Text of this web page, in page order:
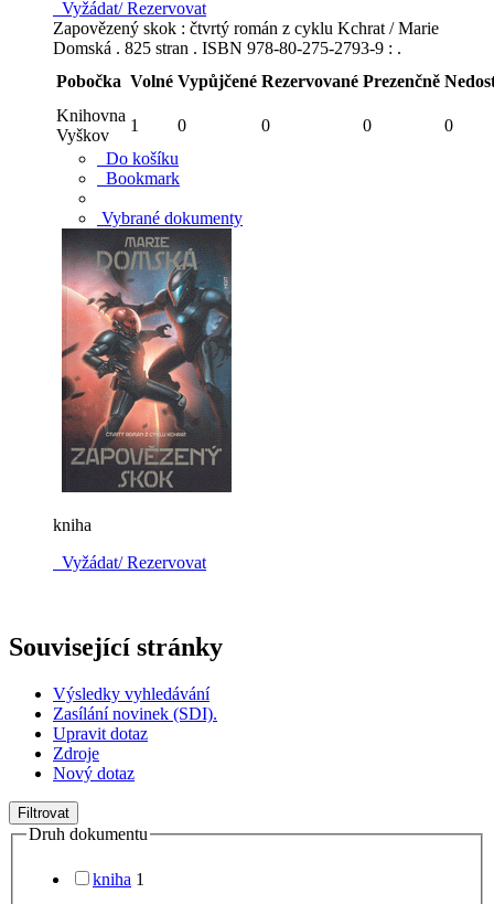
Vyžádat/ Rezervovat
Zapovězený skok : čtvrtý román z cyklu Kchrat / Marie
Domská . 825 stran . ISBN 978-80-275-2793-9 : .
Pobočka Volné Vypůjčené Rezervované Prezenčně
Knihovna
Vyškov
1 0 0 0
0
Do košíku
Bookmark
Vybrané dokumenty
kniha
Vyžádat/ Rezervovat
Související stránky
Výsledky vyhledávání
Zasílání novinek (SDI).
Upravit dotaz
Zdroje
Nový dotaz
Filtrovat
Druh dokumentu
kniha 1